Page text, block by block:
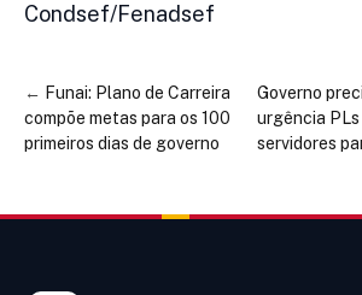
Condsef/Fenadsef
← Funai: Plano de Carreira
compõe metas para os 100
primeiros dias de governo
Governo
urgência
servidores